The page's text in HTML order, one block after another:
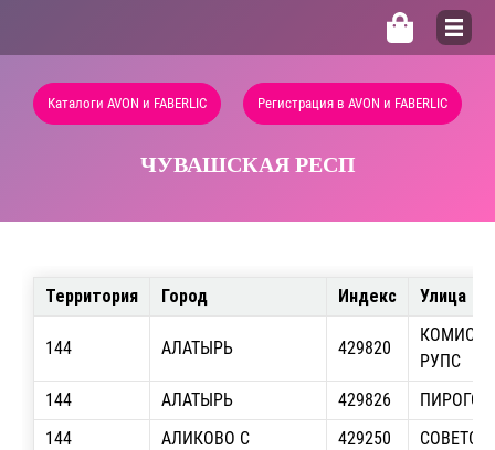
Каталоги AVON и FABERLIC Регистрация в AVON и FABERLIC
ЧУВАШСКАЯ РЕСП
Территория Город Индекс Улица
144 АЛАТЫРЬ 429820
РУПС
144
АЛАТЫРЬ 429826
144
АЛИКОВО С 429250